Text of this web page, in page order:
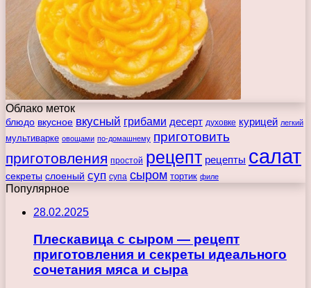
Облако меток
блюдо вкусное вкусный грибами десерт духовке курицей легкий
мультиварке овощами по-домашнему приготовить
приготовления простой рецепт рецепты салат
секреты слоеный суп супа сыром тортик филе
Популярное
28.02.2025
Плескавица с сыром — рецепт
приготовления и секреты идеального
сочетания мяса и сыра